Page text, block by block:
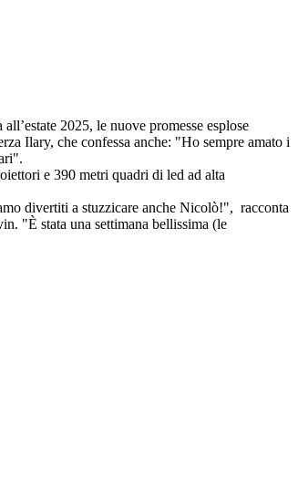
2025, le nuove promesse esplose
Ilary, che confessa anche: "Ho sempre amato i
e 390 metri quadri di led ad alta
divertiti a stuzzicare anche Nicolò!", racconta
"È stata una settimana bellissima (le